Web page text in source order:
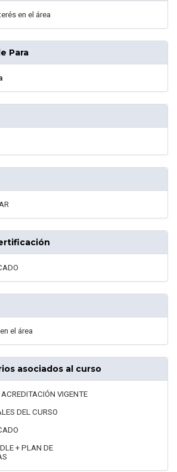
en el área
Para
el área
asociados al curso
VIGENTE
DEL CURSO
+ PLAN DE